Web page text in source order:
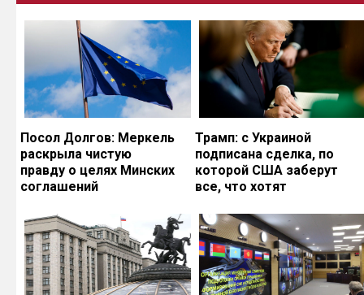
Посол Долгов: Меркель
раскрыла чистую
правду о целях Минских
соглашений
Трамп: с Украиной
подписана сделка, по
которой США заберут
все, что хотят